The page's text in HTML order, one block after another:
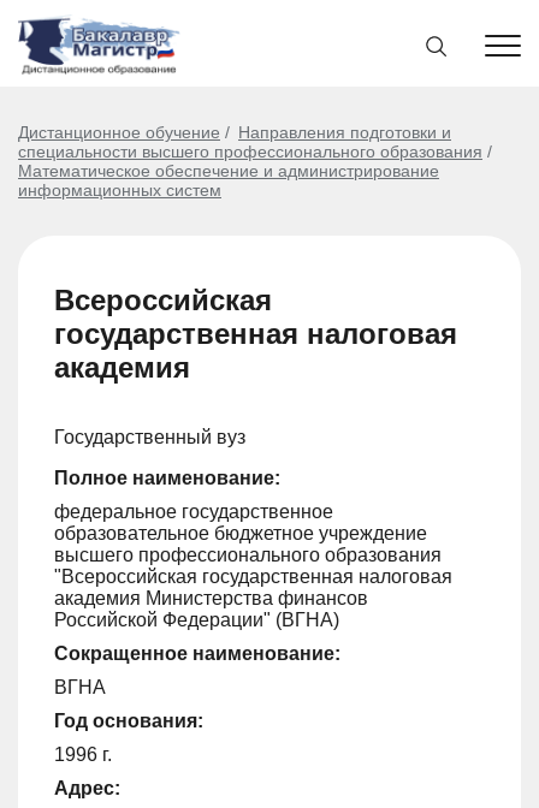
Дистанционное обучение
Направления подготовки и
специальности высшего профессионального образования
Математическое обеспечение и администрирование
информационных систем
Всероссийская
государственная налоговая
академия
Государственный вуз
Полное наименование:
федеральное государственное
образовательное бюджетное учреждение
высшего профессионального образования
"Всероссийская государственная налоговая
академия Министерства финансов
Российской Федерации" (ВГНА)
Сокращенное наименование:
ВГНА
Год основания:
1996 г.
Адрес: